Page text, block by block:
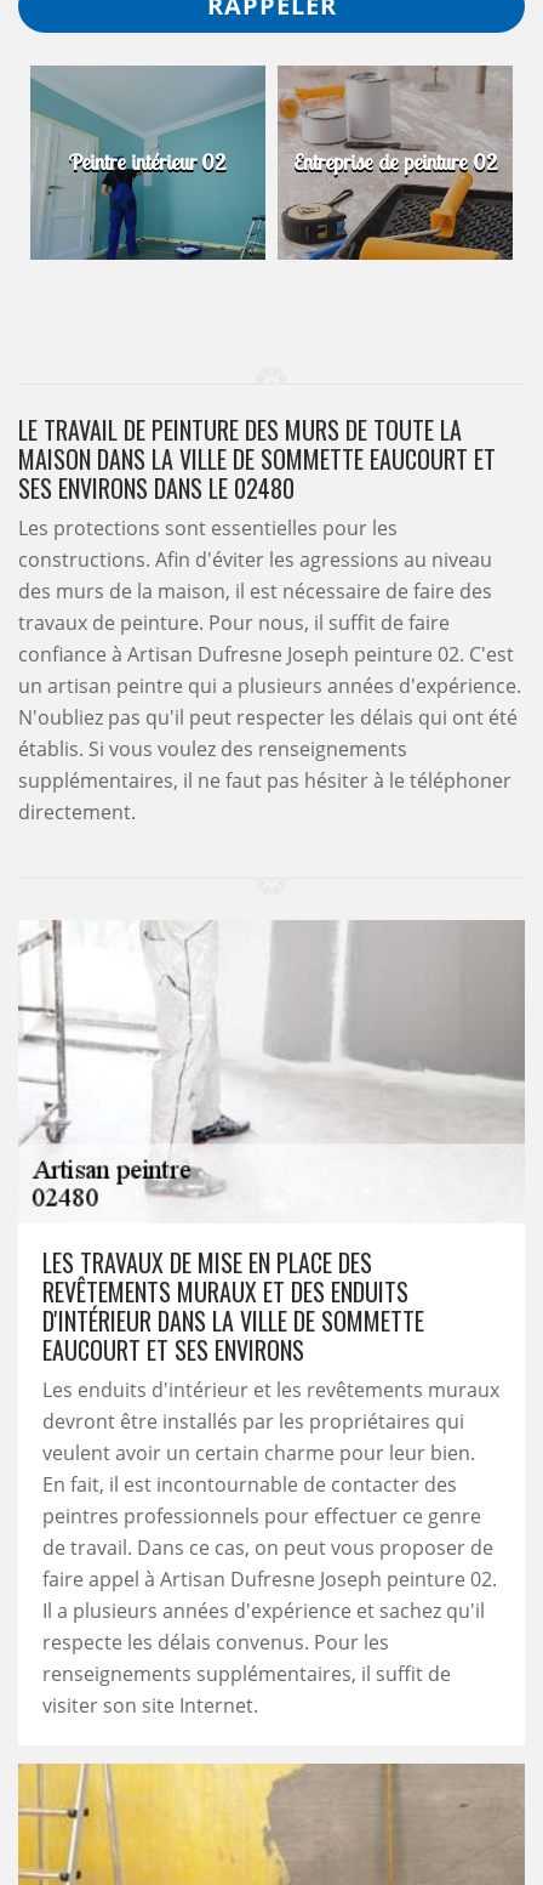
Peintre intérieur 02 Entreprise de peinture 02
LE TRAVAIL DE PEINTURE DES MURS DE TOUTE LA
MAISON DANS LA VILLE DE SOMMETTE EAUCOURT ET
SES ENVIRONS DANS LE 02480
Les protections sont essentielles pour les
constructions. Afin d'éviter les agressions au niveau
des murs de la maison, il est nécessaire de faire des
travaux de peinture. Pour nous, il suffit de faire
confiance à Artisan Dufresne Joseph peinture 02. C'est
un artisan peintre qui a plusieurs années d'expérience.
N'oubliez pas qu'il peut respecter les délais qui ont été
établis. Si vous voulez des renseignements
supplémentaires, il ne faut pas hésiter à le téléphoner
directement.
LES TRAVAUX DE MISE EN PLACE DES
REVÊTEMENTS MURAUX ET DES ENDUITS
D'INTÉRIEUR DANS LA VILLE DE SOMMETTE
EAUCOURT ET SES ENVIRONS
Les enduits d'intérieur et les revêtements muraux
devront être installés par les propriétaires qui
veulent avoir un certain charme pour leur bien.
En fait, il est incontournable de contacter des
peintres professionnels pour effectuer ce genre
de travail. Dans ce cas, on peut vous proposer de
faire appel à Artisan Dufresne Joseph peinture 02.
Il a plusieurs années d'expérience et sachez qu'il
respecte les délais convenus. Pour les
renseignements supplémentaires, il suffit de
visiter son site Internet.